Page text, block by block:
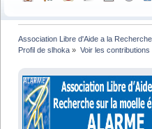
Association Libre d'Aide a la
Profil de slhoka » Voir les contributions